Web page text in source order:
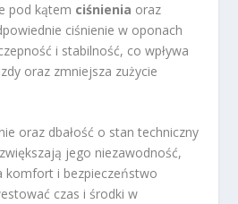
pod kątem ciśnienia oraz
ciśnienie w oponach
i stabilność, co wpływa
oraz zmniejsza zużycie
oraz dbałość o stan techniczny
jego niezawodność,
komfort i bezpieczeństwo
czas i środki w